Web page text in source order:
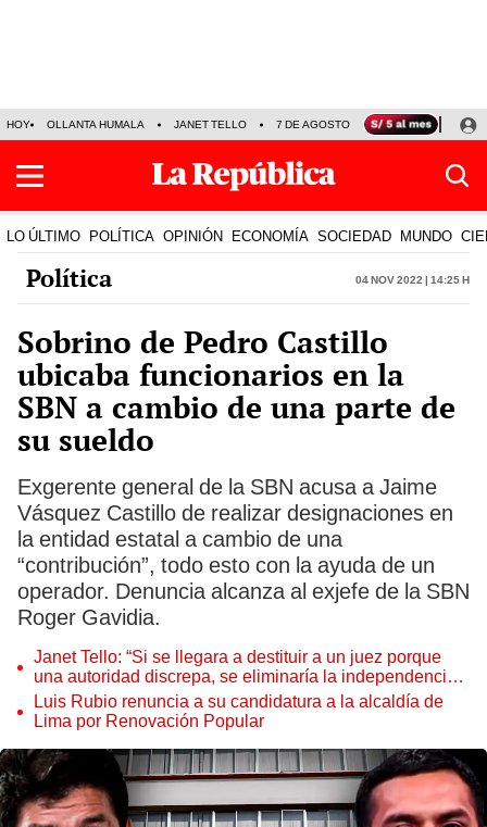
HOY OLLANTA HUMALA JANET TELLO 7 DE AGOSTO TINKA RESULTADOS
LO ÚLTIMO POLÍTICA OPINIÓN ECONOMÍA SOCIEDAD MUNDO
Política 04 Nov 2022 | 14:25 h
Sobrino de Pedro Castillo
ubicaba funcionarios en la
SBN a cambio de una parte de
su sueldo
Exgerente general de la SBN acusa a Jaime
Vásquez Castillo de realizar designaciones en
la entidad estatal a cambio de una
“contribución”, todo esto con la ayuda de un
operador. Denuncia alcanza al exjefe de la SBN
Roger Gavidia.
Janet Tello: “Si se llegara a destituir a un juez porque
una autoridad discrepa, se eliminaría la independencia
judicial”
Luis Rubio renuncia a su candidatura a la alcaldía de
Lima por Renovación Popular